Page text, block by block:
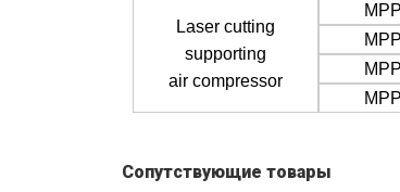
Laser cutting
supporting
air compressor
Сопутствующие товары